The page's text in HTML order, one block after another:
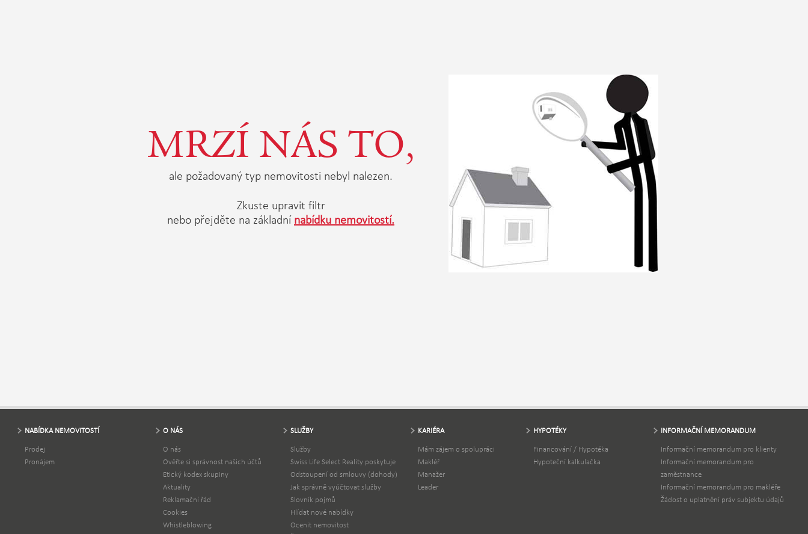
MRZÍ NÁS TO,
ale požadovaný typ nemovitosti nebyl nalezen.
Zkuste upravit filtr
nebo přejděte na základní nabídku nemovitostí.
NABÍDKA NEMOVITOSTÍ
Prodej
Pronájem
O NÁS
O nás
Ověřte si správnost našich účtů
Etický kodex skupiny
Aktuality
Reklamační řád
Cookies
Whistleblowing
SLUŽBY
Služby
Swiss Life Select Reality poskytuje
Odstoupení od smlouvy (dohody)
Jak správně vyúčtovat služby
Slovník pojmů
Hlídat nové nabídky
Ocenit nemovitost
KARIÉRA
Mám zájem o spolupráci
Makléř
Manažer
Leader
HYPOTÉKY
Financování / Hypotéka
Hypoteční kalkulačka
INFORMAČNÍ MEMORANDUM
Informační memorandum pro klienty
Informační memorandum pro
zaměstnance
Informační memorandum pro makléře
Žádost o uplatnění práv subjektu údajů